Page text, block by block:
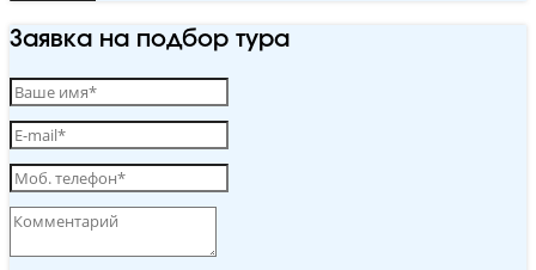
Заявка на подбор тура